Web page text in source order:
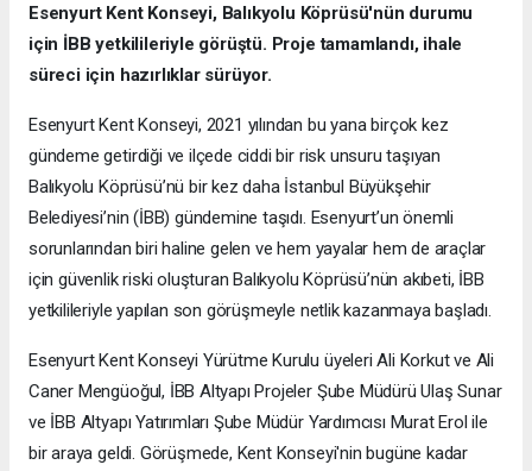
Esenyurt Kent Konseyi, Balıkyolu Köprüsü'nün durumu
için İBB yetkilileriyle görüştü. Proje tamamlandı, ihale
süreci için hazırlıklar sürüyor.
Esenyurt Kent Konseyi, 2021 yılından bu yana birçok kez
gündeme getirdiği ve ilçede ciddi bir risk unsuru taşıyan
Balıkyolu Köprüsü’nü bir kez daha İstanbul Büyükşehir
Belediyesi’nin (İBB) gündemine taşıdı. Esenyurt’un önemli
sorunlarından biri haline gelen ve hem yayalar hem de araçlar
için güvenlik riski oluşturan Balıkyolu Köprüsü’nün akıbeti, İBB
yetkilileriyle yapılan son görüşmeyle netlik kazanmaya başladı.
Esenyurt Kent Konseyi Yürütme Kurulu üyeleri Ali Korkut ve Ali
Caner Mengüoğul, İBB Altyapı Projeler Şube Müdürü Ulaş Sunar
ve İBB Altyapı Yatırımları Şube Müdür Yardımcısı Murat Erol ile
bir araya geldi. Görüşmede, Kent Konseyi'nin bugüne kadar